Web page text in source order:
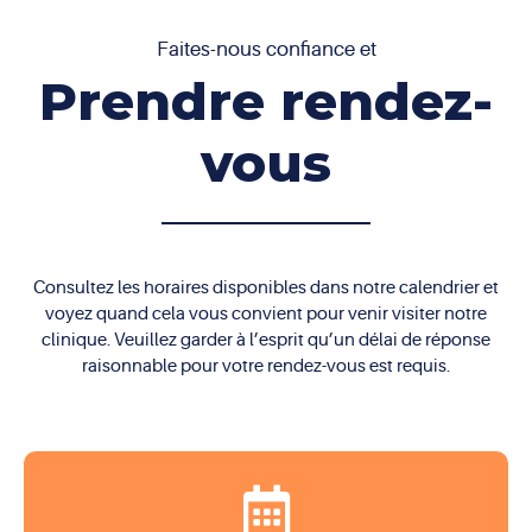
les injections de Botox et les fillers dermiques sont
très efficaces pour les rides d’expression et les
pertes de volume. Les traitements au laser, la
également efficaces pour améliorer la texture de la
peau et réduire les rides superficielles.
Faites-nous confiance et
Prendre rendez-
vous
Consultez les horaires disponibles dans notre calendrier et
voyez quand cela vous convient pour venir visiter notre
clinique. Veuillez garder à l’esprit qu’un délai de réponse
raisonnable pour votre rendez-vous est requis.